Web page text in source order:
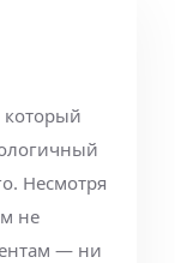
который
Несмотря
не
— ни